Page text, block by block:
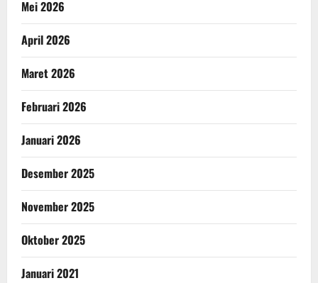
Mei 2026
April 2026
Maret 2026
Februari 2026
Januari 2026
Desember 2025
November 2025
Oktober 2025
Januari 2021